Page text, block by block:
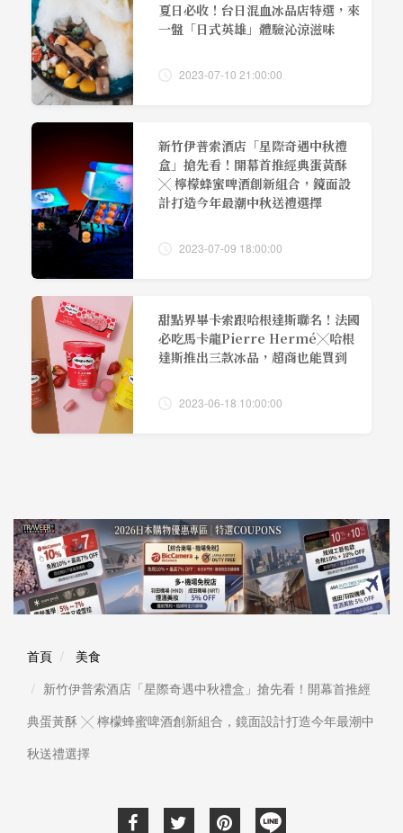
夏日必收！台日混血冰品店特選，來
一盤「日式英雄」體驗沁涼滋味
2023-07-10 21:00:00
新竹伊普索酒店「星際奇遇中秋禮
盒」搶先看！開幕首推經典蛋黃酥
╳ 檸檬蜂蜜啤酒創新組合，鏡面設
計打造今年最潮中秋送禮選擇
2023-07-09 18:00:00
甜點界畢卡索跟哈根達斯聯名！法國
必吃馬卡龍Pierre Hermé╳哈根
達斯推出三款冰品，超商也能買到
2023-06-18 10:00:00
首頁
美食
新竹伊普索酒店「星際奇遇中秋禮盒」搶先看！開幕首推經
典蛋黃酥 ╳ 檸檬蜂蜜啤酒創新組合，鏡面設計打造今年最潮中
秋送禮選擇